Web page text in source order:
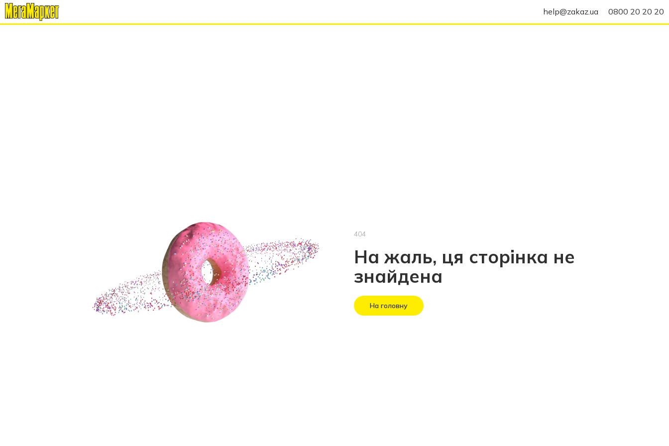
help@zakaz.ua 0800 20 20 20
404
На жаль, ця сторінка не
знайдена
На головну